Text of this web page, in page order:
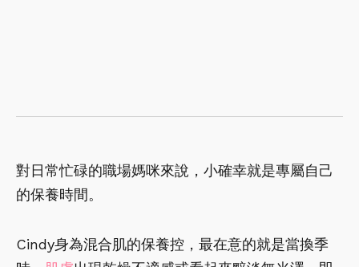
對日常忙碌的職場媽咪來說，小確幸就是專屬自己
的保養時間。
Cindy身為混合肌的保養控，最在意的就是當換季